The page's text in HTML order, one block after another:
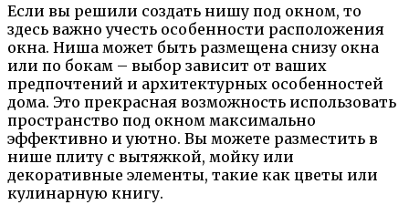
Если вы решили создать нишу под окном, то
здесь важно учесть особенности расположения
окна. Ниша может быть размещена снизу окна
или по бокам – выбор зависит от ваших
предпочтений и архитектурных особенностей
дома. Это прекрасная возможность использовать
пространство под окном максимально
эффективно и уютно. Вы можете разместить в
нише плиту с вытяжкой, мойку или
декоративные элементы, такие как цветы или
кулинарную книгу.